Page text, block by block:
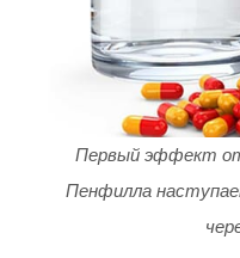
Первый эффект
Пенфилла